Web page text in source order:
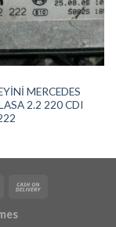
MERCEDES
2.2 220 CDI